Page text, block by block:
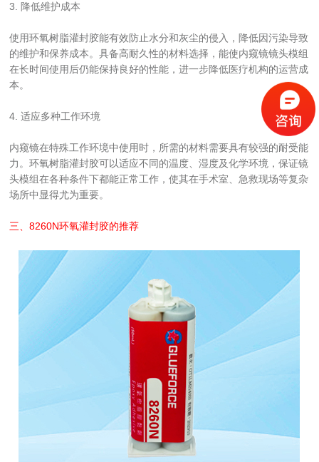
3. 降低维护成本
使用环氧树脂灌封胶能有效防止水分和灰尘的侵入，降低因污染导致
的维护和保养成本。具备高耐久性的材料选择，能使内窥镜镜头模组
在长时间使用后仍能保持良好的性能，进一步降低医疗机构的运营成
本。
4. 适应多种工作环境
内窥镜在特殊工作环境中使用时，所需的材料需要具有较强的耐受能
力。环氧树脂灌封胶可以适应不同的温度、湿度及化学环境，保证镜
头模组在各种条件下都能正常工作，使其在手术室、急救现场等复杂
场所中显得尤为重要。
三、8260N环氧灌封胶的推荐